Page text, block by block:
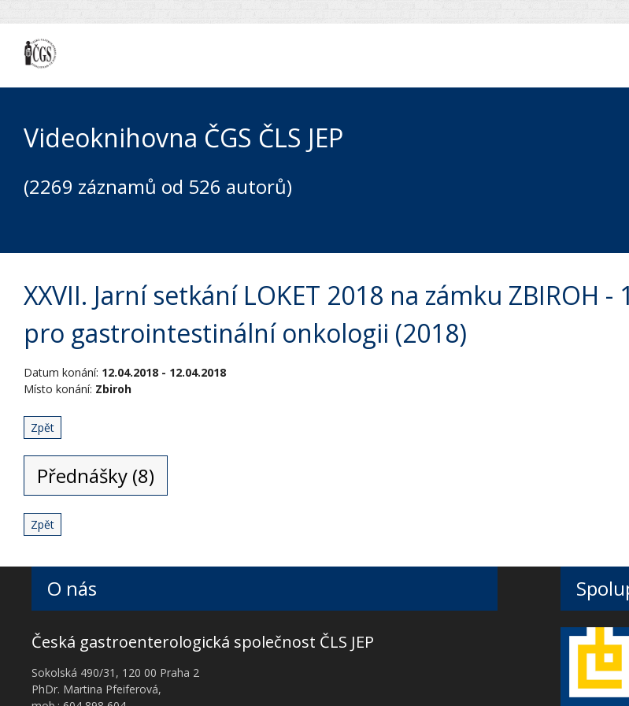
Videoknihovna ČGS ČLS JEP
(2269 záznamů od 526 autorů)
XXVII. Jarní setkání LOKET 2018 na zámku ZBIROH
pro gastrointestinální onkologii (2018)
Datum konání: 12.04.2018 - 12.04.2018
Místo konání: Zbiroh
Zpět
Přednášky (8)
Zpět
O nás
Česká gastroenterologická společnost ČLS JEP
Sokolská 490/31, 120 00 Praha 2
PhDr. Martina Pfeiferová,